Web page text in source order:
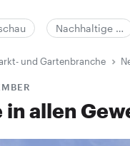
Nachhaltige …
und Gartenbranche
in allen